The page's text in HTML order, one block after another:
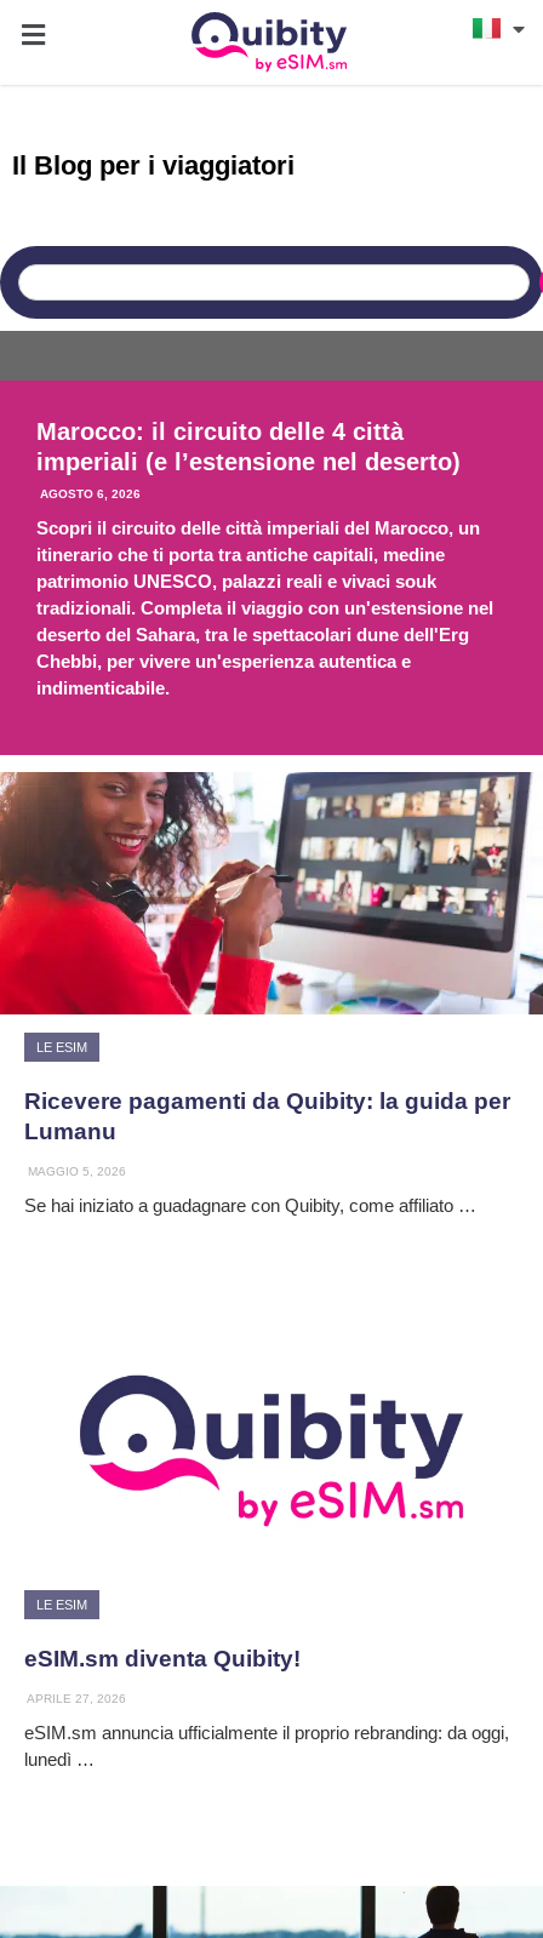
Il Blog per i viaggiatori
Marocco: il circuito delle 4 città
imperiali (e l’estensione nel deserto)
AGOSTO 6, 2026
Scopri il circuito delle città imperiali del Marocco, un
itinerario che ti porta tra antiche capitali, medine
patrimonio UNESCO, palazzi reali e vivaci souk
tradizionali. Completa il viaggio con un'estensione nel
deserto del Sahara, tra le spettacolari dune dell'Erg
Chebbi, per vivere un'esperienza autentica e
indimenticabile.
LE ESIM
Ricevere pagamenti da Quibity: la guida per
Lumanu
MAGGIO 5, 2026
Se hai iniziato a guadagnare con Quibity, come affiliato …
LE ESIM
eSIM.sm diventa Quibity!
APRILE 27, 2026
eSIM.sm annuncia ufficialmente il proprio rebranding: da oggi,
lunedì …